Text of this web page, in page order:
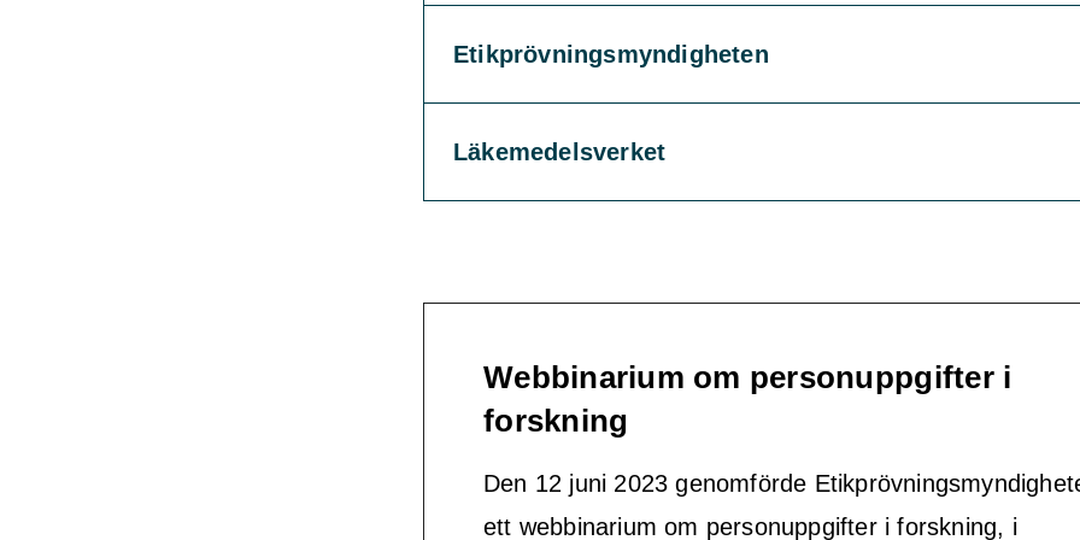
Etikprövningsmyndigheten
Läkemedelsverket
Webbinarium om personuppgifter i
forskning
Den 12 juni 2023 genomförde
ett webbinarium om personuppgifter i forskning, i